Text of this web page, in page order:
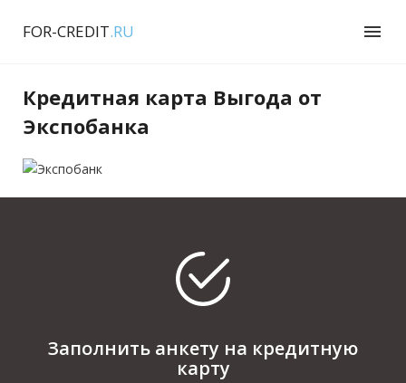
FOR-CREDIT.RU menu
Кредитная карта Выгода от
Экспобанка
Заполнить анкету на кредитную
карту